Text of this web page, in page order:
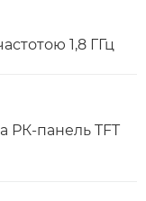
1,8 ГГц
РК-панель TFT